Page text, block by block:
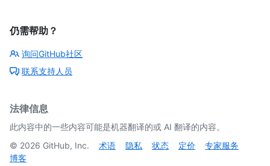
仍需帮助？
询问GitHub社区
联系支持人员
法律信息
此内容中的一些内容可能是机器翻译的或 AI 翻译的内容。
© 2026 GitHub, Inc. 术语 隐私 状态 定价
专家服务
博客